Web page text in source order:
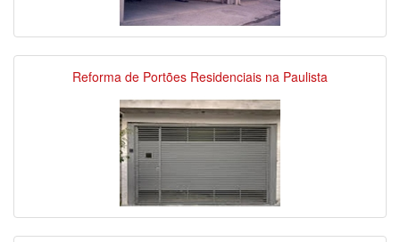
Reforma de Portões Residenciais na Paulista